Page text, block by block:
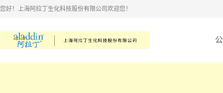
您好！上海阿拉丁生化科技股份有限公司欢迎您！